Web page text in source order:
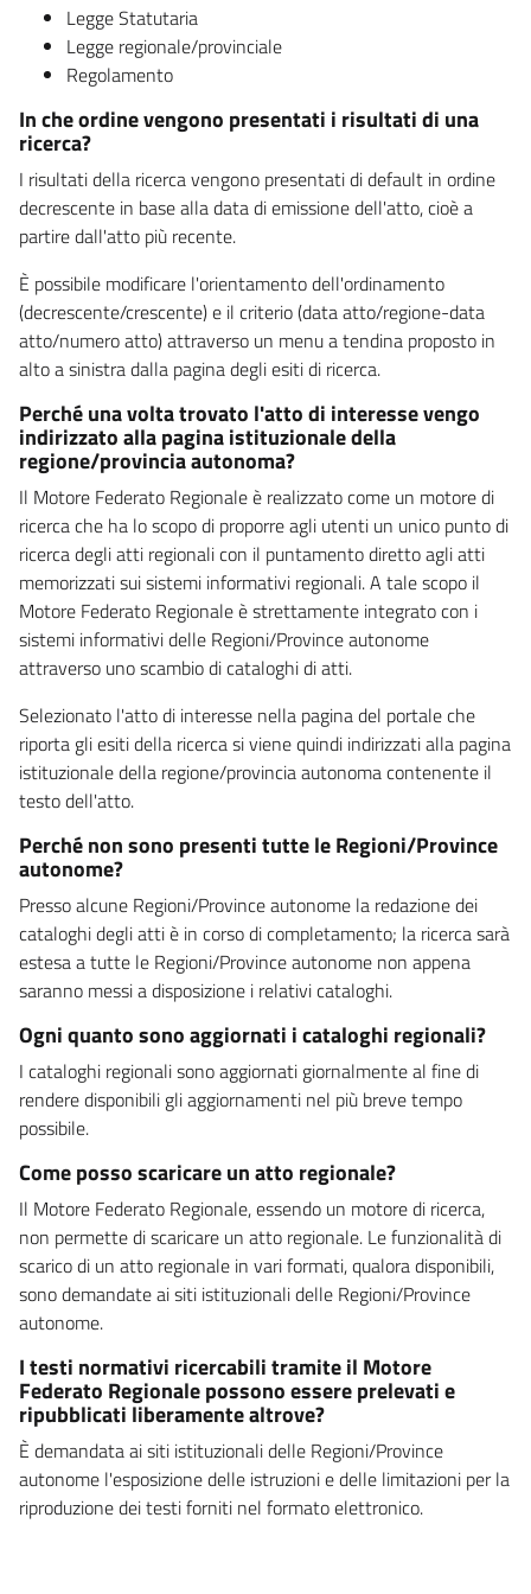
Legge Statutaria
Legge regionale/provinciale
Regolamento
In che ordine vengono presentati i risultati di una
ricerca?
I risultati della ricerca vengono presentati di default in ordine
decrescente in base alla data di emissione dell'atto, cioè a
partire dall'atto più recente.
È possibile modificare l'orientamento dell'ordinamento
(decrescente/crescente) e il criterio (data atto/regione-data
atto/numero atto) attraverso un menu a tendina proposto in
alto a sinistra dalla pagina degli esiti di ricerca.
Perché una volta trovato l'atto di interesse vengo
indirizzato alla pagina istituzionale della
regione/provincia autonoma?
Il Motore Federato Regionale è realizzato come un motore di
ricerca che ha lo scopo di proporre agli utenti un unico punto di
ricerca degli atti regionali con il puntamento diretto agli atti
memorizzati sui sistemi informativi regionali. A tale scopo il
Motore Federato Regionale è strettamente integrato con i
sistemi informativi delle Regioni/Province autonome
attraverso uno scambio di cataloghi di atti.
Selezionato l'atto di interesse nella pagina del portale che
riporta gli esiti della ricerca si viene quindi indirizzati alla pagina
istituzionale della regione/provincia autonoma contenente il
testo dell'atto.
Perché non sono presenti tutte le Regioni/Province
autonome?
Presso alcune Regioni/Province autonome la redazione dei
cataloghi degli atti è in corso di completamento; la ricerca sarà
estesa a tutte le Regioni/Province autonome non appena
saranno messi a disposizione i relativi cataloghi.
Ogni quanto sono aggiornati i cataloghi regionali?
I cataloghi regionali sono aggiornati giornalmente al fine di
rendere disponibili gli aggiornamenti nel più breve tempo
possibile.
Come posso scaricare un atto regionale?
Il Motore Federato Regionale, essendo un motore di ricerca,
non permette di scaricare un atto regionale. Le funzionalità di
scarico di un atto regionale in vari formati, qualora disponibili,
sono demandate ai siti istituzionali delle Regioni/Province
autonome.
I testi normativi ricercabili tramite il Motore
Federato Regionale possono essere prelevati e
ripubblicati liberamente altrove?
È demandata ai siti istituzionali delle Regioni/Province
autonome l'esposizione delle istruzioni e delle limitazioni per la
riproduzione dei testi forniti nel formato elettronico.